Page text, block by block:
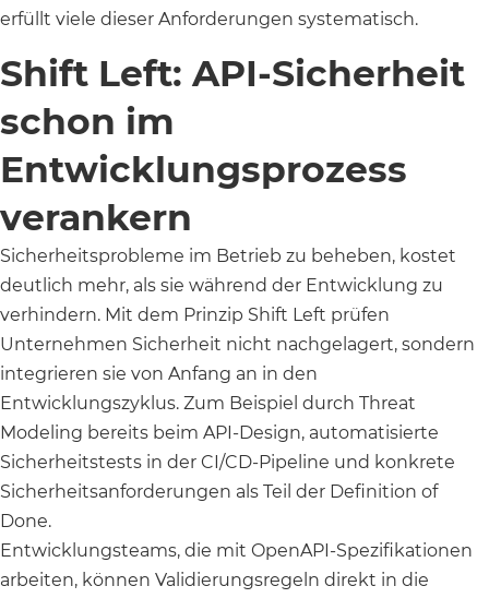
erfüllt viele dieser Anforderungen systematisch.
Shift Left: API-Sicherheit
schon im
Entwicklungsprozess
verankern
Sicherheitsprobleme im Betrieb zu beheben, kostet
deutlich mehr, als sie während der Entwicklung zu
verhindern. Mit dem Prinzip Shift Left prüfen
Unternehmen Sicherheit nicht nachgelagert, sondern
integrieren sie von Anfang an in den
Entwicklungszyklus. Zum Beispiel durch Threat
Modeling bereits beim API-Design, automatisierte
Sicherheitstests in der CI/CD-Pipeline und konkrete
Sicherheitsanforderungen als Teil der Definition of
Done.
Entwicklungsteams, die mit OpenAPI-Spezifikationen
arbeiten, können Validierungsregeln direkt in die